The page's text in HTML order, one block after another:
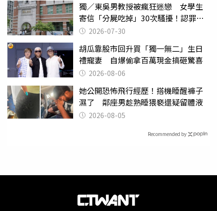
獨／東吳男教授被瘋狂迷戀 女學生
寄信「分屍吃掉」30次騷擾！認罪免
關 2026-07-30
胡瓜靠股市回升買「獨一無二」生日
禮寵妻 自爆偷拿百萬現金搞砸驚喜
2026-08-06
她公開恐怖飛行經歷！搭機睡醒褲子
濕了 鄰座男趁熟睡猥褻還疑留體液
2026-08-05
Recommended by